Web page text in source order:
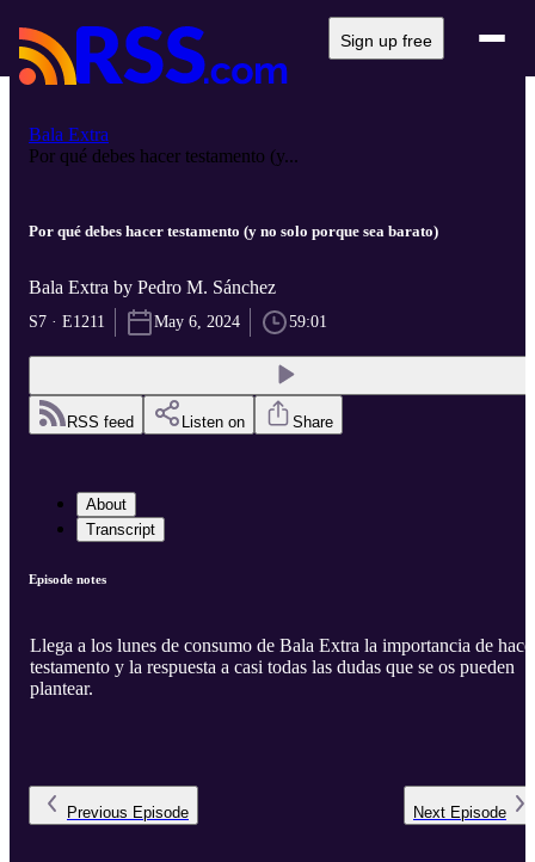
Sign up free
Bala Extra
Por qué debes hacer testamento (y...
Por qué debes hacer testamento (y no solo porque sea barato)
Bala Extra by Pedro M. Sánchez
S7 · E1211 May 6, 2024 59:01
RSS feed Listen on Share
About
Transcript
Episode notes
Llega a los lunes de consumo de Bala Extra la importancia de
testamento y la respuesta a casi todas las dudas que se os pueden
plantear.
Previous Episode Next Episode